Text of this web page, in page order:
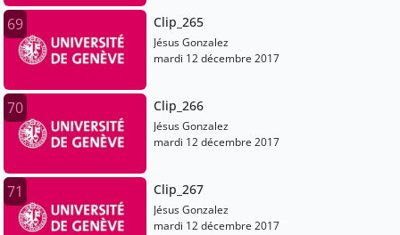
69 Clip_265
Jésus Gonzalez
mardi 12 décembre 2017
70 Clip_266
Jésus Gonzalez
mardi 12 décembre 2017
71 Clip_267
Jésus Gonzalez
mardi 12 décembre 2017